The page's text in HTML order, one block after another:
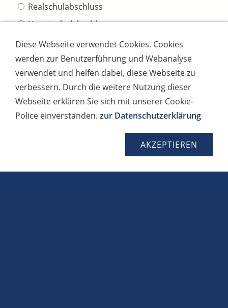
Realschulabschluss
Hauptschulabschluss
ohne Abschluss
Abgangsklasse (wenn ohne Abschluss):
BERUFSBEZOGENE DATEN
ggf. abgeschlossene Ausbildungen:
Diese Webseite verwendet Cookies. Cookies
werden zur Benutzerführung und Webanalyse
verwendet und helfen dabei, diese Webseite zu
verbessern. Durch die weitere Nutzung dieser
Webseite erklären Sie sich mit unserer Cookie-
Police einverstanden. zur Datenschutzerklärung
AKZEPTIEREN